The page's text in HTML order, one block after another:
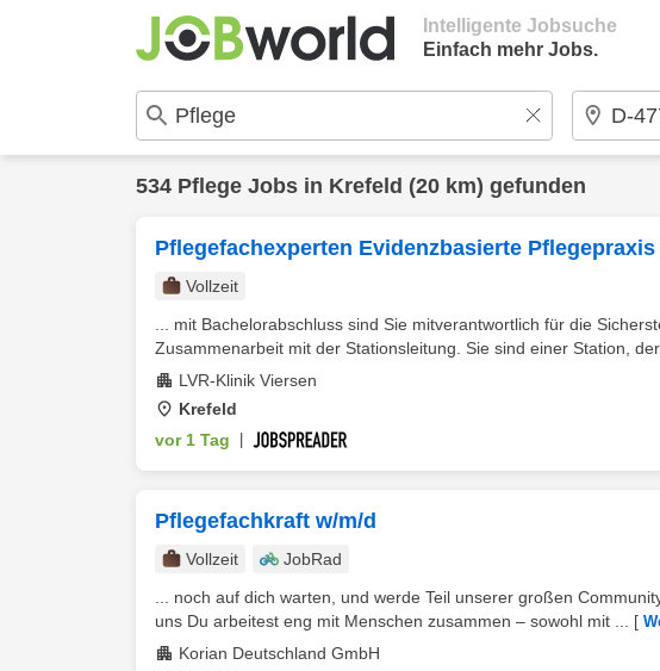
Intelligente Jobsuche
Einfach mehr Jobs.
534 Pflege Jobs in Krefeld (20 km) gefunden
Pflegefachexperten Evidenzbasierte Pflegepraxis
Vollzeit
... mit Bachelorabschluss sind Sie mitverantwortlich für die
Zusammenarbeit mit der Stationsleitung. Sie sind einer Station, der
LVR-Klinik Viersen
Krefeld
vor 1 Tag
Pflegefachkraft w/m/d
Vollzeit
JobRad
... noch auf dich warten, und werde Teil unserer großen
uns Du arbeitest eng mit Menschen zusammen – sowohl mit ...
[
Korian Deutschland GmbH